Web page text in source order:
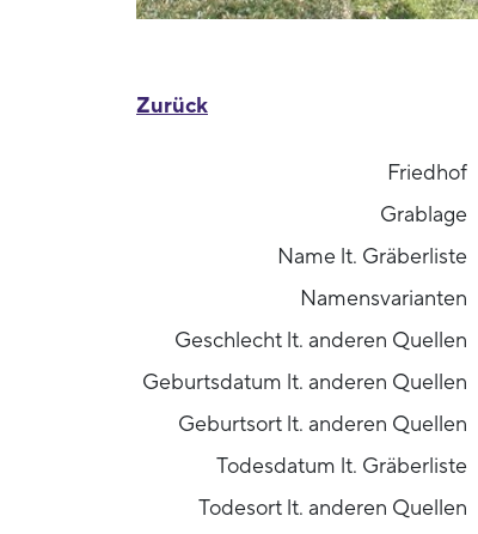
Zurück
Friedhof
Grablage
Name lt. Gräberliste
Namensvarianten
Geschlecht lt. anderen Quellen
Geburtsdatum lt. anderen Quellen
Geburtsort lt. anderen Quellen
Todesdatum lt. Gräberliste
Todesort lt. anderen Quellen